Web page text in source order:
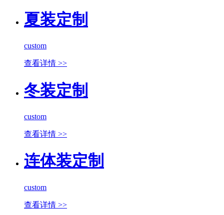
夏装定制
custom
查看详情 >>
冬装定制
custom
查看详情 >>
连体装定制
custom
查看详情 >>